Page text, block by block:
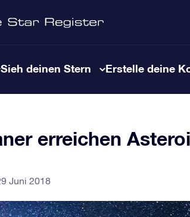
Sieh deinen Stern Erstelle deine
erreichen
Juni 2018